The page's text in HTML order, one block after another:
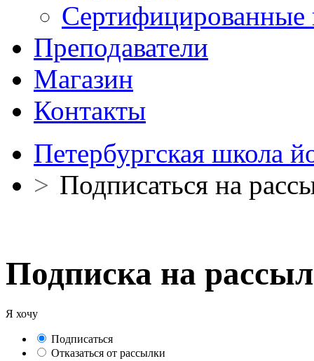
Сертифицированные
Преподаватели
Магазин
Контакты
Петербургская школа
> Подписаться на
Подписка на
Я хочу
Подписаться
Отказаться от рассылки